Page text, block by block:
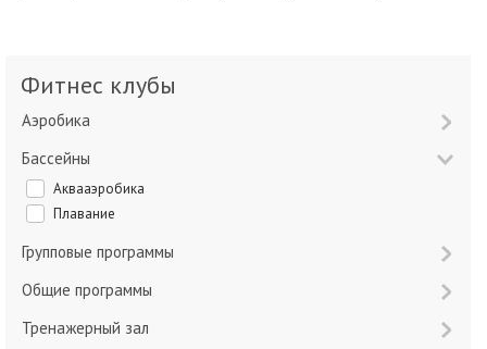
Фитнес клубы
Аэробика
Бассейны
Аквааэробика
Плавание
Групповые программы
Общие программы
Тренажерный зал